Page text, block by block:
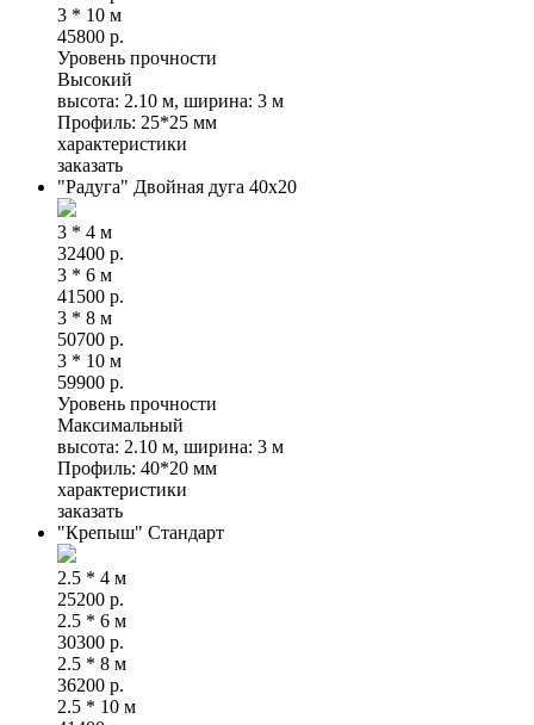
3 * 10 м
45800 р.
Уровень прочности
Высокий
высота: 2.10 м, ширина: 3 м
Профиль: 25*25 мм
характеристики
заказать
"Радуга" Двойная дуга 40х20
3 * 4 м
32400 р.
3 * 6 м
41500 р.
3 * 8 м
50700 р.
3 * 10 м
59900 р.
Уровень прочности
Максимальный
высота: 2.10 м, ширина: 3 м
Профиль: 40*20 мм
характеристики
заказать
"Крепыш" Стандарт
2.5 * 4 м
25200 р.
2.5 * 6 м
30300 р.
2.5 * 8 м
36200 р.
2.5 * 10 м